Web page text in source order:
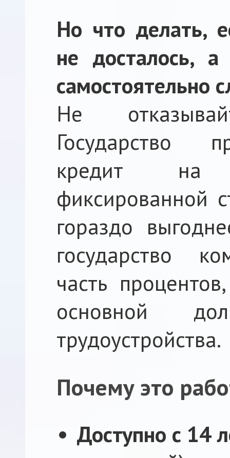
Но что делать,
не досталось,
самостоятельно
Не
Государство
кредит на
фиксированной
гораздо
государство
часть
основной
трудоустройства.
Почему это
Доступно с 14